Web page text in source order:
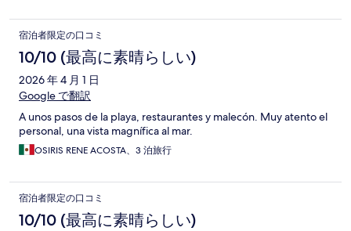
宿泊者限定の口コミ
10/10 (最高に素晴らしい)
2026 年 4 月 1 日
Google で翻訳
A unos pasos de la playa, restaurantes y malecón. Muy atento el
personal, una vista magnífica al mar.
OSIRIS RENE ACOSTA、3 泊旅行
宿泊者限定の口コミ
10/10 (最高に素晴らしい)